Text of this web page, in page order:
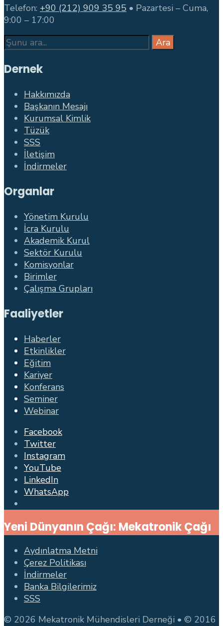
Telefon: +90 (212) 909 35 95 • Pazartesi – Cuma,
9:00 – 17:00
Search
for:
Ara
Dernek
Hakkımızda
Başkanın Mesajı
Kurumsal Kimlik
Tüzük
SSS
İletişim
İndirmeler
Organlar
Yönetim Kurulu
İcra Kurulu
Akademik Kurul
Sektör Kurulu
Komisyonlar
Birimler
Çalışma Grupları
Faaliyetler
Haberler
Etkinlikler
Eğitim
Kariyer
Konferans
Seminer
Webinar
Facebook
Twitter
Instagram
YouTube
LinkedIn
WhatsApp
Window
Yeni Dünyanın Çağı: Mekatronik Çağı
Aydınlatma Metni
Çerez Politikası
İndirmeler
Banka Bilgilerimiz
SSS
© 2026 Mekatronik Mühendisleri Derneği • © 2016